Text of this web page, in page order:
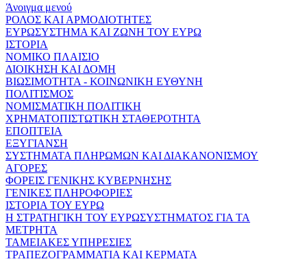
Άνοιγμα μενού
ΡΟΛΟΣ ΚΑΙ ΑΡΜΟΔΙΟΤΗΤΕΣ
ΕΥΡΩΣΥΣΤΗΜΑ ΚΑΙ ΖΩΝΗ ΤΟΥ ΕΥΡΩ
ΙΣΤΟΡΙΑ
ΝΟΜΙΚΟ ΠΛΑΙΣΙΟ
ΔΙΟΙΚΗΣΗ ΚΑΙ ΔΟΜΗ
ΒΙΩΣΙΜΟΤΗΤΑ - ΚΟΙΝΩΝΙΚΗ ΕΥΘΥΝΗ
ΠΟΛΙΤΙΣΜΟΣ
ΝΟΜΙΣΜΑΤΙΚΗ ΠΟΛΙΤΙΚΗ
ΧΡΗΜΑΤΟΠΙΣΤΩΤΙΚΗ ΣΤΑΘΕΡΟΤΗΤΑ
ΕΠΟΠΤΕΙΑ
ΕΞΥΓΙΑΝΣΗ
ΣΥΣΤΗΜΑΤΑ ΠΛΗΡΩΜΩΝ ΚΑΙ ΔΙΑΚΑΝΟΝΙΣΜΟΥ
ΑΓΟΡΕΣ
ΦΟΡΕΙΣ ΓΕΝΙΚΗΣ ΚΥΒΕΡΝΗΣΗΣ
ΓΕΝΙΚΕΣ ΠΛΗΡΟΦΟΡΙΕΣ
ΙΣΤΟΡΙΑ ΤΟΥ ΕΥΡΩ
Η ΣΤΡΑΤΗΓΙΚΗ ΤΟΥ ΕΥΡΩΣΥΣΤΗΜΑΤΟΣ ΓΙΑ ΤΑ
ΜΕΤΡΗΤΑ
ΤΑΜΕΙΑΚΕΣ ΥΠΗΡΕΣΙΕΣ
ΤΡΑΠΕΖΟΓΡΑΜΜΑΤΙΑ ΚΑΙ ΚΕΡΜΑΤΑ